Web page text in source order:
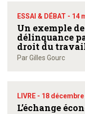
ESSAI & DÉBAT - 14
Un exemple
délinquance
droit du
Par Gilles Gourc
LIVRE - 18 décembre
L’échange